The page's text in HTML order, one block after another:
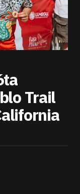
Trail